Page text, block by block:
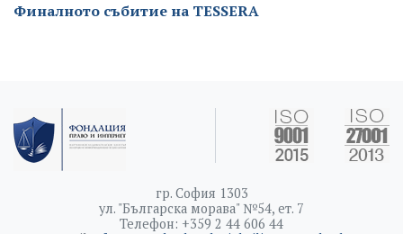
Финалното събитие на TESSERA
гр. София 1303
ул. "Българска морава" №54, ет. 7
Телефон: +359 2 44 606 44